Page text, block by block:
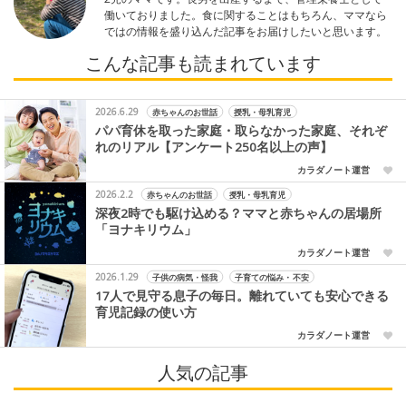
働いておりました。食に関することはもちろん、ママなら
ではの情報を盛り込んだ記事をお届けしたいと思います。
こんな記事も読まれています
2026.6.29 赤ちゃんのお世話 授乳・母乳育児
パパ育休を取った家庭・取らなかった家庭、それぞ
れのリアル【アンケート250名以上の声】
カラダノート運営
2026.2.2
赤ちゃんのお世話 授乳・母乳育児
深夜2時でも駆け込める？ママと赤ちゃんの居場所
「ヨナキリウム」
カラダノート運営
2026.1.29
子供の病気・怪我 子育ての悩み・不安
17人で見守る息子の毎日。離れていても安心できる
育児記録の使い方
カラダノート運営
人気の記事